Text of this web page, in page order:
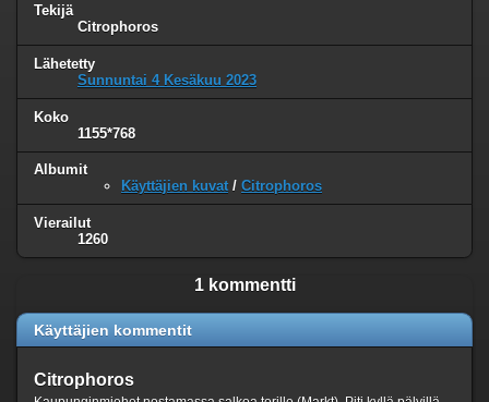
Tekijä
Citrophoros
Lähetetty
Sunnuntai 4 Kesäkuu 2023
Koko
1155*768
Albumit
Käyttäjien kuvat / Citrophoros
Vierailut
1260
1 kommentti
Käyttäjien kommentit
Citrophoros